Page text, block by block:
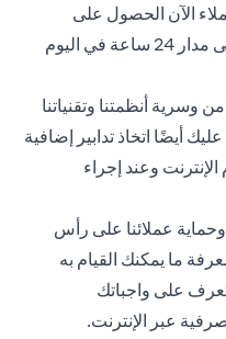
الآن الحصول على
الخدمات المصرفية عبر الإنترنت على مدار 24 ساعة في اليوم
وسرية أنظمتنا وتقنياتنا
أيضًا اتخاذ تدابير إضافية
وعند إجراء
عملائنا على رأس
ما يمكنك القيام به
على واجباتك
عبر الإنترنت.